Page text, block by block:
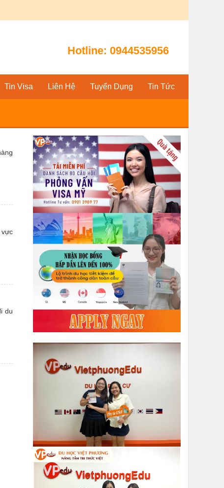
Hotline: 0944535956
Tin Visa Liên Hệ Tuyển Dụng Tin Tức
vực
du